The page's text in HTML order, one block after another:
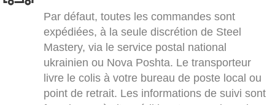
Par défaut, toutes les commandes sont
expédiées, à la seule discrétion de Steel
Mastery, via le service postal national
ukrainien ou Nova Poshta. Le transporteur
livre le colis à votre bureau de poste local ou
point de retrait. Les informations de suivi sont